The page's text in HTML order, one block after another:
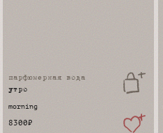
парфюмерная вода
утро
morning
8300₽